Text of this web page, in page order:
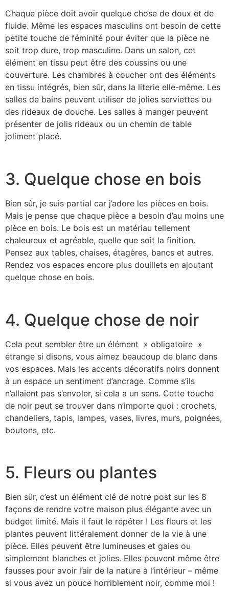
Chaque pièce doit avoir quelque chose de doux et de
fluide. Même les espaces masculins ont besoin de cette
petite touche de féminité pour éviter que la pièce ne
soit trop dure, trop masculine. Dans un salon, cet
élément en tissu peut être des coussins ou une
couverture. Les chambres à coucher ont des éléments
en tissu intégrés, bien sûr, dans la literie elle-même. Les
salles de bains peuvent utiliser de jolies serviettes ou
des rideaux de douche. Les salles à manger peuvent
présenter de jolis rideaux ou un chemin de table
joliment placé.
3. Quelque chose en bois
Bien sûr, je suis partial car j’adore les pièces en bois.
Mais je pense que chaque pièce a besoin d’au moins une
pièce en bois. Le bois est un matériau tellement
chaleureux et agréable, quelle que soit la finition.
Pensez aux tables, chaises, étagères, bancs et autres.
Rendez vos espaces encore plus douillets en ajoutant
quelque chose en bois.
4. Quelque chose de noir
Cela peut sembler être un élément » obligatoire »
étrange si disons, vous aimez beaucoup de blanc dans
vos espaces. Mais les accents décoratifs noirs donnent
à un espace un sentiment d’ancrage. Comme s’ils
n’allaient pas s’envoler, si cela a un sens. Cette touche
de noir peut se trouver dans n’importe quoi : crochets,
chandeliers, tapis, lampes, vases, livres, murs, poignées,
boutons, etc.
5. Fleurs ou plantes
Bien sûr, c’est un élément clé de notre post sur les 8
façons de rendre votre maison plus élégante avec un
budget limité. Mais il faut le répéter ! Les fleurs et les
plantes peuvent littéralement donner de la vie à une
pièce. Elles peuvent être lumineuses et gaies ou
simplement blanches et jolies. Elles peuvent même être
fausses pour avoir l’air de la nature à l’intérieur – même
si vous avez un pouce horriblement noir, comme moi !